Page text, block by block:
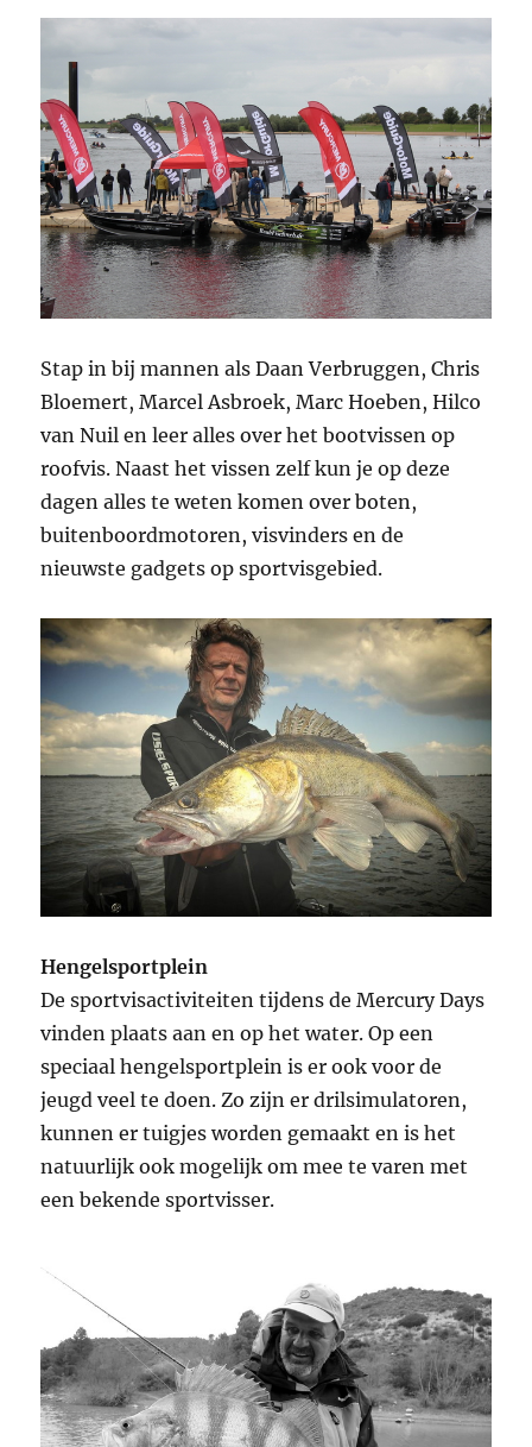
Stap in bij mannen als Daan Verbruggen, Chris
Bloemert, Marcel Asbroek, Marc Hoeben, Hilco
van Nuil en leer alles over het bootvissen op
roofvis. Naast het vissen zelf kun je op deze
dagen alles te weten komen over boten,
buitenboordmotoren, visvinders en de
nieuwste gadgets op sportvisgebied.
Hengelsportplein
De sportvisactiviteiten tijdens de Mercury Days
vinden plaats aan en op het water. Op een
speciaal hengelsportplein is er ook voor de
jeugd veel te doen. Zo zijn er drilsimulatoren,
kunnen er tuigjes worden gemaakt en is het
natuurlijk ook mogelijk om mee te varen met
een bekende sportvisser.